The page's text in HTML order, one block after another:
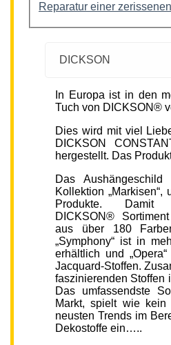
Reparatur einer
DICKSON
In Europa ist in den
Tuch von DICKSON®
Dies wird mit viel
DICKSON
hergestellt. Das
Das
Kollektion „Markisen“,
Produkte.
DICKSON®
aus über 180
„Symphony“ ist in
erhältlich und
Jacquard-Stoffen.
faszinierenden Stoffen
Das umfassendste
Markt, spielt wie
neusten Trends im
Dekostoffe ein…..